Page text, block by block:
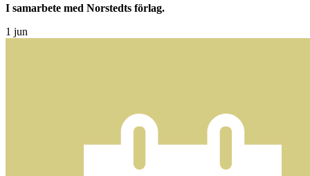
I samarbete med Norstedts förlag.
1 jun